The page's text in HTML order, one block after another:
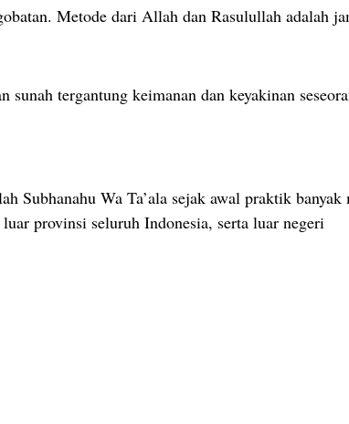
Metode dari Allah dan Rasulullah adalah
sunah tergantung keimanan dan keyakinan
Subhanahu Wa Ta’ala sejak awal praktik
provinsi seluruh Indonesia, serta luar negeri
Bengkel Manusia Indonesia